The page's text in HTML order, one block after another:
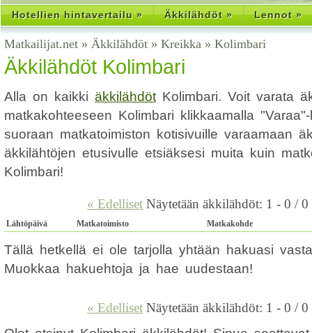
Hotellien hintavertailu » Äkkilähdöt » Lennot »
Matkailijat.net » Äkkilähdöt » Kreikka » Kolimbari
Äkkilähdöt Kolimbari
Alla on kaikki äkkilähdöt Kolimbari. Voit varata
matkakohteeseen Kolimbari klikkaamalla
suoraan matkatoimiston kotisivuille varaamaan
äkkilähtöjen etusivulle etsiäksesi muita kuin
Kolimbari!
« Edelliset Näytetään äkkilähdöt: 1 - 0 / 0
Lähtöpäivä Matkatoimisto Matkakohde
Tällä hetkellä ei ole tarjolla yhtään hakuasi
Muokkaa hakuehtoja ja hae uudestaan!
« Edelliset Näytetään äkkilähdöt: 1 - 0 / 0